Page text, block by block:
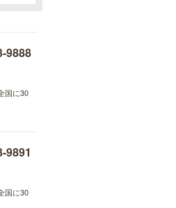
9888
国に30
9891
国に30